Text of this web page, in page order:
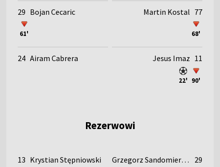
29 Bojan Cecaric
61'
24 Airam Cabrera
68'
Martin Kostal 77
22' 90'
Jesus Imaz 11
Rezerwowi
13 Krystian Stępniowski Grzegorz Sandomierski 29